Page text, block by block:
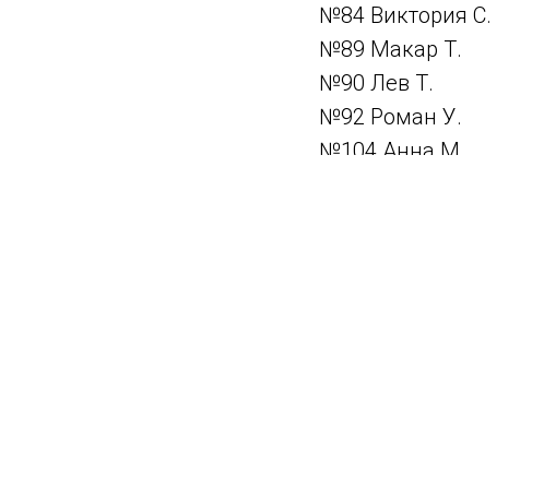
№84 Виктория С.
№89 Макар Т.
№90 Лев Т.
№92 Роман У.
№104 Анна М.